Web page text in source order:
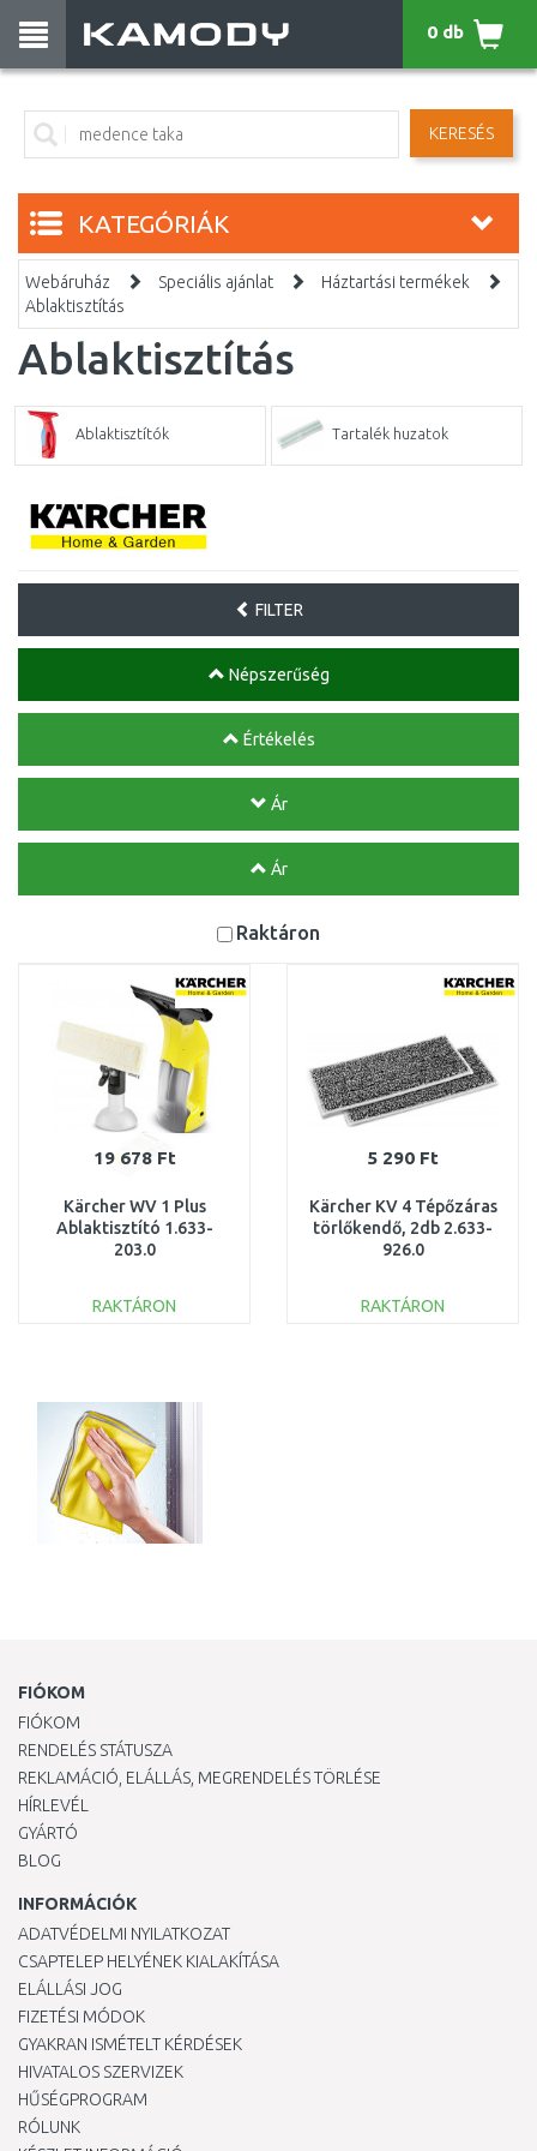
KERESÉS
0 db
KATEGÓRIÁK
Webáruház Speciális ajánlat
Háztartási termékek
Ablaktisztítás
Ablaktisztítás
Ablaktisztítók Tartalék huzatok
FILTER
Népszerűség
Értékelés
Ár
Ár
Raktáron
19 678 Ft
Kärcher WV 1 Plus
Ablaktisztító 1.633-
203.0
RAKTÁRON
5 290 Ft
Kärcher KV 4 Tépőzáras
törlőkendő, 2db 2.633-
926.0
RAKTÁRON
FIÓKOM
FIÓKOM
RENDELÉS STÁTUSZA
REKLAMÁCIÓ, ELÁLLÁS, MEGRENDELÉS TÖRLÉSE
HÍRLEVÉL
GYÁRTÓ
BLOG
INFORMÁCIÓK
ADATVÉDELMI NYILATKOZAT
CSAPTELEP HELYÉNEK KIALAKÍTÁSA
ELÁLLÁSI JOG
FIZETÉSI MÓDOK
GYAKRAN ISMÉTELT KÉRDÉSEK
HIVATALOS SZERVIZEK
HŰSÉGPROGRAM
RÓLUNK